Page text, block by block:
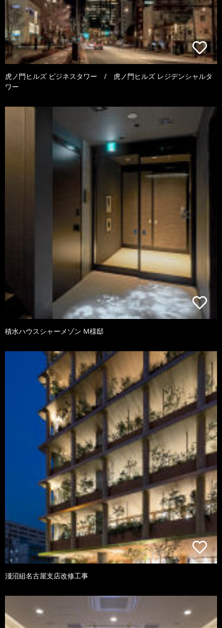
虎ノ門ヒルズ ビジネスタワー / 虎ノ門ヒルズ レジデンシャルタ
ワー
積水ハウスシャーメゾン M様邸
淺沼組名古屋支店改修工事